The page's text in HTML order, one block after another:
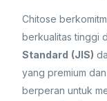
Chitose
berkualitas tinggi
Standard (JIS)
yang premium
berperan untuk